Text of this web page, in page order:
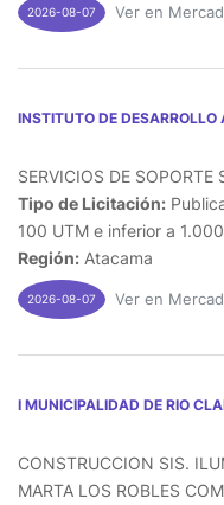
2026-08-07 Ver en
INSTITUTO DE DESARROLLO
SERVICIOS DE SOPORTE
Tipo de Licitación:
100 UTM e inferior a
Región: Atacama
2026-08-07 Ver en
I MUNICIPALIDAD DE RIO
CONSTRUCCION SIS.
MARTA LOS ROBLES